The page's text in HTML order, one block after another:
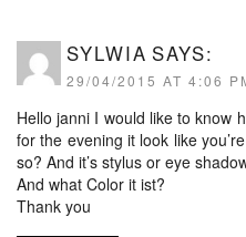
SYLWIA SAYS:
29/04/2015 AT 4:06
Hello janni I would like to know
for the evening it look like
so? And it’s stylus or eye
And what Color it ist?
Thank you